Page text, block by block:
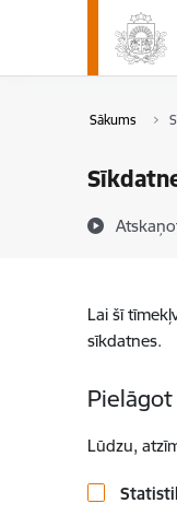
Pāriet uz lapas saturu
Sākums
Lai šī
sīkdatnes.
Lūdzu,